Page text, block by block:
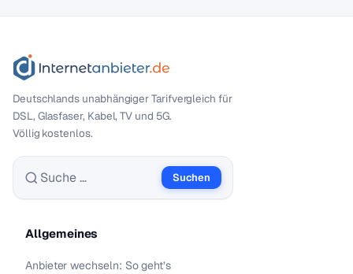
Deutschlands unabhängiger Tarif­vergleich für
DSL, Glasfaser, Kabel, TV und 5G.
Völlig kostenlos.
Suche nach:
Suchen
Allgemeines
Anbieter wechseln: So geht’s